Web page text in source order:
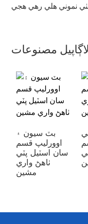
لاڳاپيل مصنوعات
بٽ سيون ۽
اوورليپ قسم
سان اسٽيل پٽي
ٺاهڻ واري
مشين